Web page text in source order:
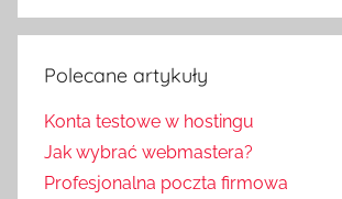
Polecane artykuły
Konta testowe w hostingu
Jak wybrać webmastera?
Profesjonalna poczta firmowa